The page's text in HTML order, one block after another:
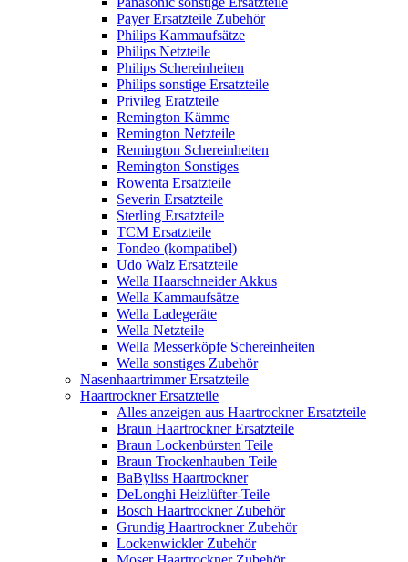
Payer Ersatzteile Zubehör
Philips Kammaufsätze
Philips Netzteile
Philips Schereinheiten
Philips sonstige Ersatzteile
Privileg Eratzteile
Remington Kämme
Remington Netzteile
Remington Schereinheiten
Remington Sonstiges
Rowenta Ersatzteile
Severin Ersatzteile
Sterling Ersatzteile
TCM Ersatzteile
Tondeo (kompatibel)
Udo Walz Ersatzteile
Wella Haarschneider Akkus
Wella Kammaufsätze
Wella Ladegeräte
Wella Netzteile
Wella Messerköpfe Schereinheiten
Wella sonstiges Zubehör
Nasenhaartrimmer Ersatzteile
Haartrockner Ersatzteile
Alles anzeigen aus Haartrockner Ersatzteile
Braun Haartrockner Ersatzteile
Braun Lockenbürsten Teile
Braun Trockenhauben Teile
BaByliss Haartrockner
DeLonghi Heizlüfter-Teile
Bosch Haartrockner Zubehör
Grundig Haartrockner Zubehör
Lockenwickler Zubehör